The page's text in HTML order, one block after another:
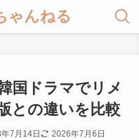
ゃんねる
国ドラマでリメ
との違いを比較
7月14日 2026年7月6日